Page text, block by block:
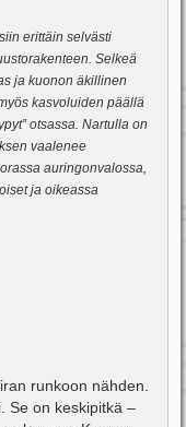
erittäin selvästi
Selkeä
ja kuonon äkillinen
kasvoluiden päällä
otsassa. Nartulla on
vaalenee
auringonvalossa,
ja oikeassa
runkoon nähden.
Se on keskipitkä –